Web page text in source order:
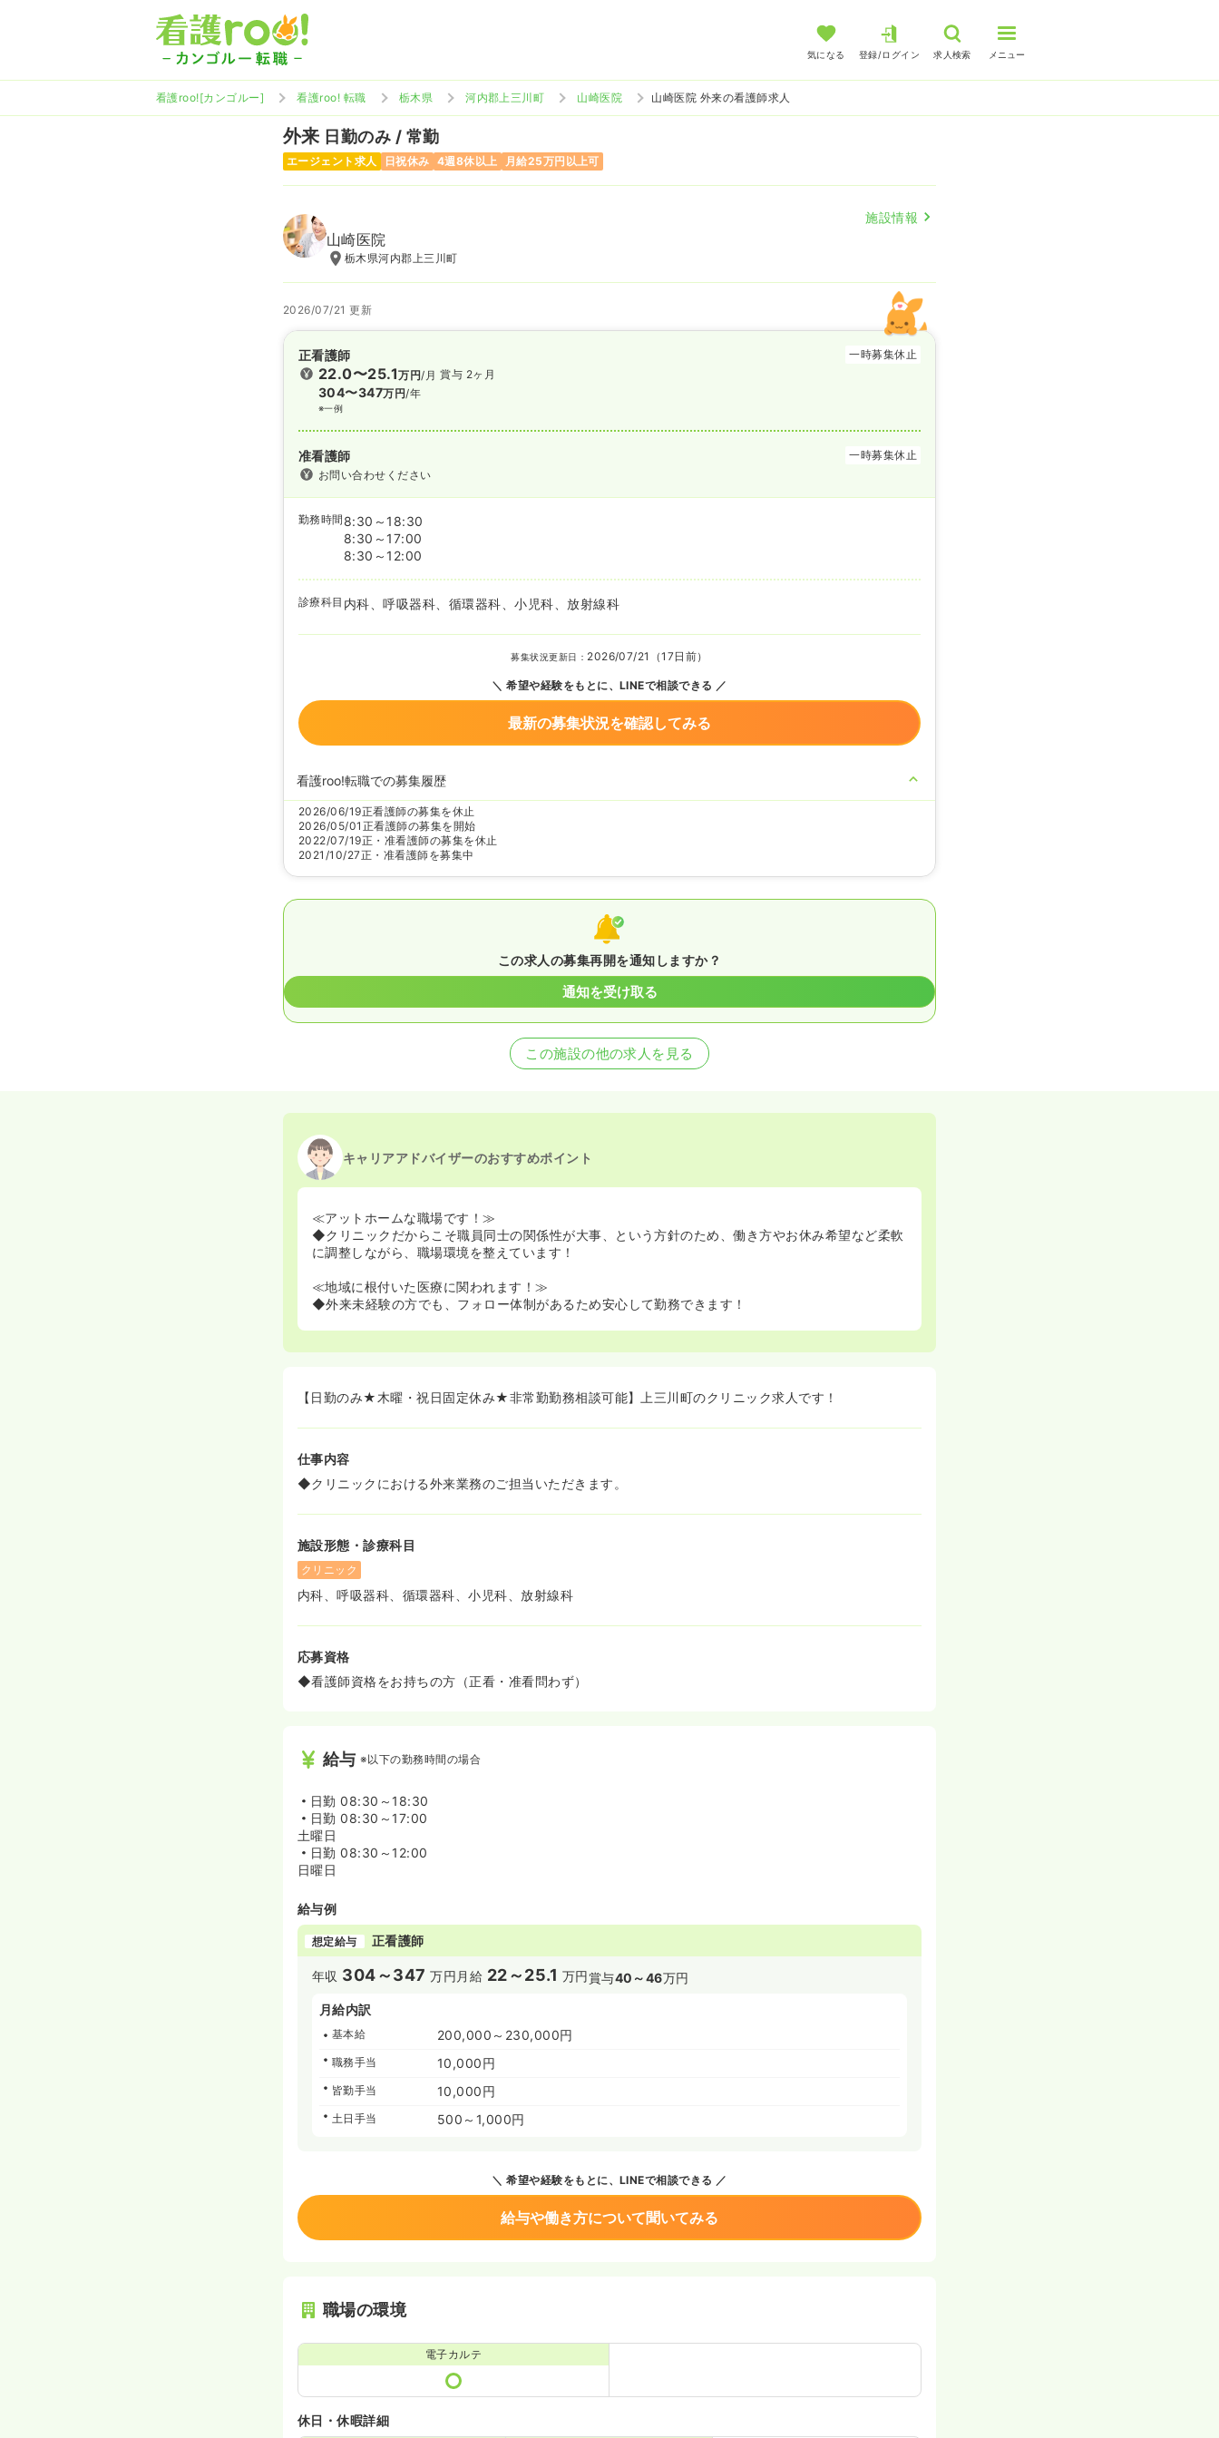
気になる 登録/ログイン 求人検索 メニュー
看護roo![カンゴルー] 看護roo! 転職 栃木県 河内郡上三川町 山崎医院 山崎医院 外来の看護師求人
外来 日勤のみ / 常勤
エージェント求人 日祝休み 4週8休以上 月給25万円以上可
施設情報
山崎医院
栃木県河内郡上三川町
2026/07/21 更新
正看護師 一時募集休止
22.0〜25.1万円/月
304〜347万円/年
※一例
賞与 2ヶ月
准看護師
一時募集休止
お問い合わせください
勤務時間 8:30～18:30
8:30～17:00
8:30～12:00
診療科目 内科、呼吸器科、循環器科、小児科、放射線科
募集状況更新日： 2026/07/21（17日前）
希望や経験をもとに、LINEで相談できる
最新の募集状況を確認してみる
看護roo!転職での募集履歴
2026/06/19正看護師の募集を休止
2026/05/01 正看護師の募集を開始
2022/07/19正・准看護師の募集を休止
2021/10/27正・准看護師を募集中
この求人の募集再開を通知しますか？
通知を受け取る
この施設の他の求人を見る
キャリアアドバイザーのおすすめポイント
≪アットホームな職場です！≫
◆クリニックだからこそ職員同士の関係性が大事、という方針のため、働き方やお休み希望など柔軟
に調整しながら、職場環境を整えています！
≪地域に根付いた医療に関われます！≫
◆外来未経験の方でも、フォロー体制があるため安心して勤務できます！
【日勤のみ★木曜・祝日固定休み★非常勤勤務相談可能】上三川町のクリニック求人です！
仕事内容
◆クリニックにおける外来業務のご担当いただきます。
施設形態・診療科目
クリニック
内科、呼吸器科、循環器科、小児科、放射線科
応募資格
◆看護師資格をお持ちの方（正看・准看問わず）
給与 ※以下の勤務時間の場合
日勤 08:30～18:30
日勤 08:30～17:00
土曜日
日勤 08:30～12:00
日曜日
給与例
想定給与 正看護師
年収 304～347 万円 月給 22～25.1 万円賞与40～46万円
月給内訳
基本給 200,000～230,000円
職務手当 10,000円
皆勤手当 10,000円
土日手当 500～1,000円
希望や経験をもとに、LINEで相談できる
給与や働き方について聞いてみる
職場の環境
電子カルテ
休日・休暇詳細